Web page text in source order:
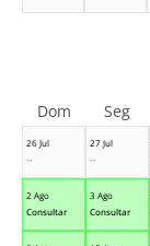
26 Jul
--
27 Jul
--
2 Ago
Consultar
3 Ago
Consultar
Dom Seg